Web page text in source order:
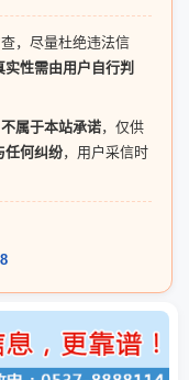
，尽量杜绝违法信
实性需由用户自行判
不属于本站承诺，仅供
任何纠纷，用户采信时